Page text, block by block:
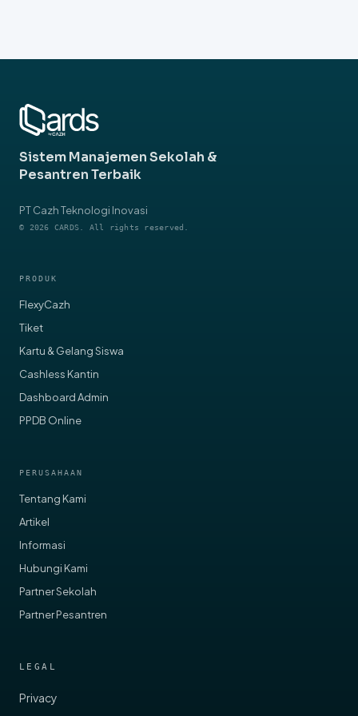
Sistem Manajemen Sekolah &
Pesantren Terbaik
PT Cazh Teknologi Inovasi
© 2026 CARDS. All rights reserved.
PRODUK
FlexyCazh
Tiket
Kartu & Gelang Siswa
Cashless Kantin
Dashboard Admin
PPDB Online
PERUSAHAAN
Tentang Kami
Artikel
Informasi
Hubungi Kami
Partner Sekolah
Partner Pesantren
LEGAL
Privacy